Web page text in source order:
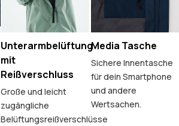
Unterarmbelüftung
mit
Reißverschluss
Große und leicht
zugängliche
Belüftungsreißverschlüsse
Media Tasche
Sichere Innentasche
für dein Smartphone
und andere
Wertsachen.